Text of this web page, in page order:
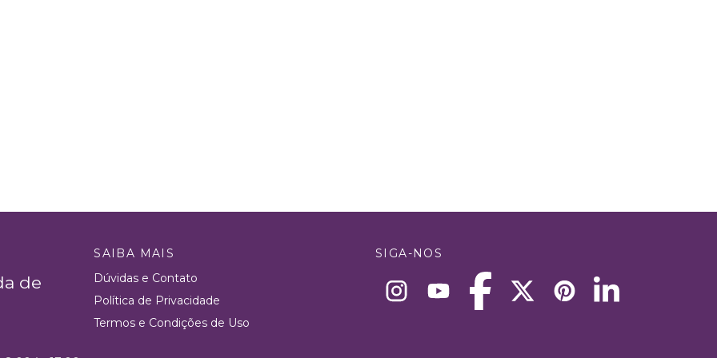
de
SAIBA MAIS
Dúvidas e Contato
Política de Privacidade
Termos e Condições de Uso
SIGA-NOS